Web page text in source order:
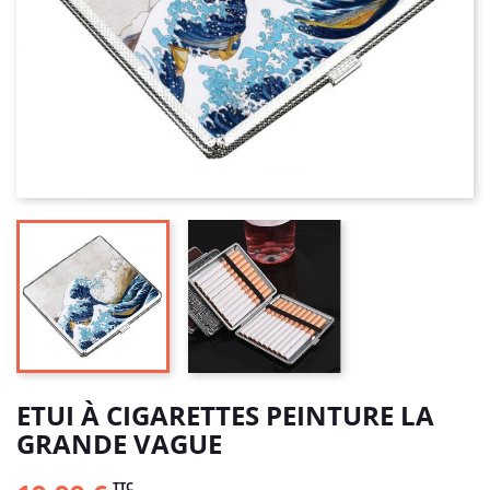
ETUI À CIGARETTES PEINTURE LA
GRANDE VAGUE
TTC